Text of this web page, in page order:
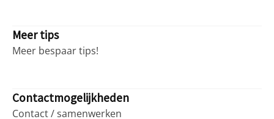
Meer tips
Meer bespaar tips!
Contactmogelijkheden
Contact / samenwerken